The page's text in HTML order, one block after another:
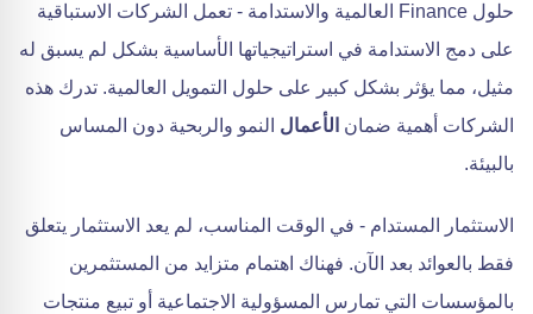
حلول Finance العالمية والاستدامة - تعمل الشركات الاستباقية
على دمج الاستدامة في استراتيجياتها الأساسية بشكل لم يسبق له
مثيل، مما يؤثر بشكل كبير على حلول التمويل العالمية. تدرك هذه
الشركات أهمية ضمان الأعمال النمو والربحية دون المساس
بالبيئة.
الاستثمار المستدام - في الوقت المناسب، لم يعد الاستثمار يتعلق
فقط بالعوائد بعد الآن. فهناك اهتمام متزايد من المستثمرين
بالمؤسسات التي تمارس المسؤولية الاجتماعية أو تبيع منتجات